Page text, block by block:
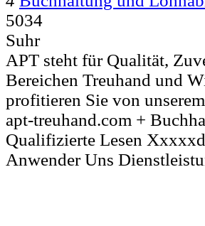
5034
Suhr
APT steht für Qualität,
Bereichen Treuhand und
profitieren Sie von
apt-treuhand.com +
Qualifizierte Lesen
Anwender Uns